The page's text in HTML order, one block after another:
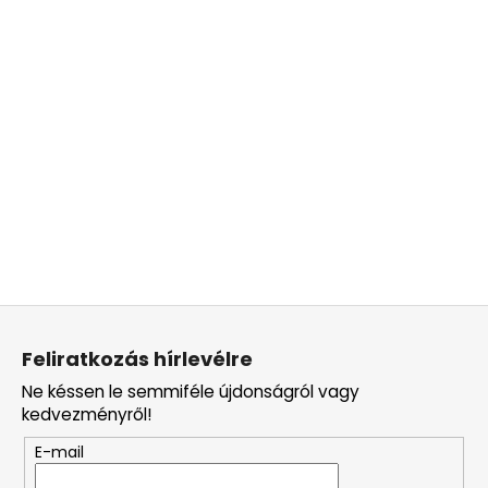
L
Feliratkozás hírlevélre
Ne késsen le semmiféle újdonságról vagy
kedvezményről!
E-mail